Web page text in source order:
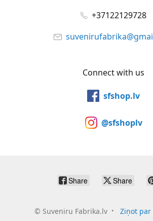
+37122129728
Connect with us
sfshop.lv
@sfshoplv
Share Share
© Suveniru Fabrika.lv Ziņot